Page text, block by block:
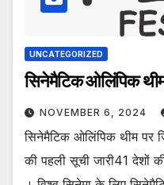
UNCATEGORIZED
सिनेमैटिक ओलिंपिक
NOVEMBER 6, 2024
सिनेमैटिक ओलिंपिक थीम पर
की पहली सूची जारी41 देशों